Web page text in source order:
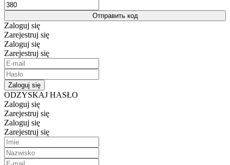
Отправить код
Zaloguj się
Zarejestruj się
Zaloguj się
Zarejestruj się
Zaloguj się
ODZYSKAJ HASŁO
Zaloguj się
Zarejestruj się
Zaloguj się
Zarejestruj się